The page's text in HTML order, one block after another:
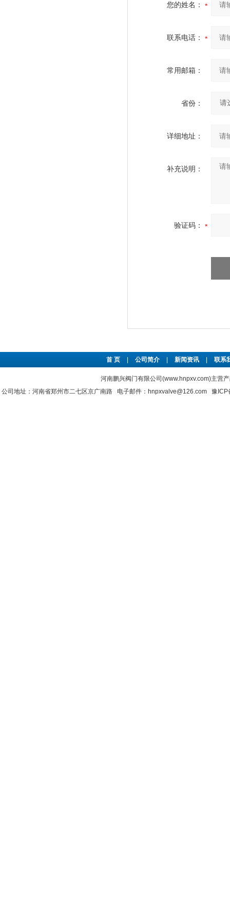
您的姓名：
联系电话：
常用邮箱：
省份：
详细地址：
补充说明：
验证码：
首 页 公司简介 新闻资讯 联系
河南鹏兴阀门有限公司(www.hnpxv.com)主营
公司地址：河南省郑州市二七区京广南路 电子邮件：hnpxvalve@126.com 豫ICP